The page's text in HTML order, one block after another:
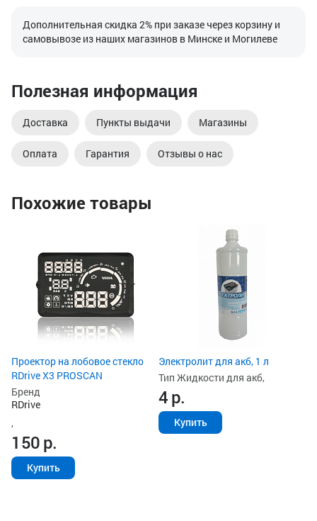
Дополнительная скидка 2% при заказе через корзину и
самовывозе из наших магазинов в Минске и Могилеве
Полезная информация
Доставка Пункты выдачи Магазины
Оплата Гарантия Отзывы о нас
Похожие товары
Проектор на лобовое стекло
RDrive X3 PROSCAN
Бренд
RDrive
,
150р.
Купить
Электролит для акб, 1 л
Тип Жидкости для акб,
4р.
Купить